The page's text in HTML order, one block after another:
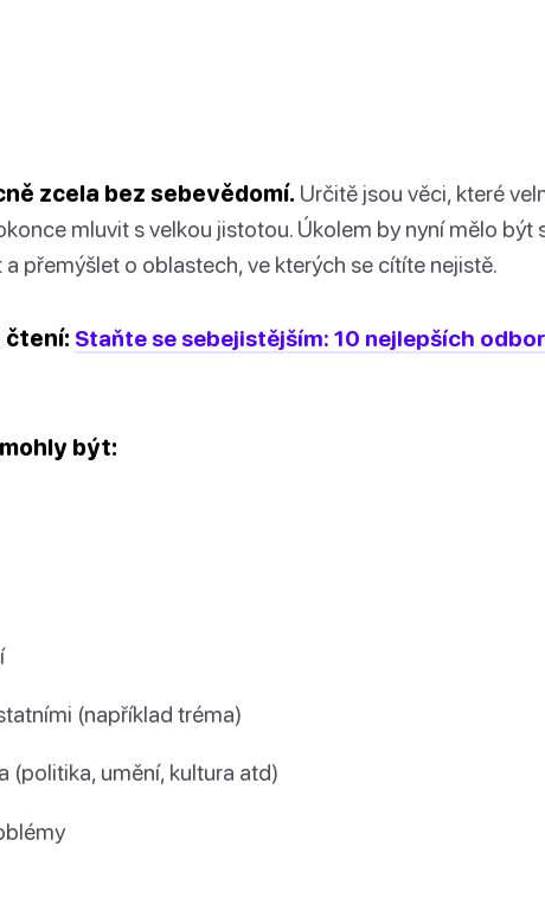
zcela bez sebevědomí. Určitě jsou věci, které
mluvit s velkou jistotou. Úkolem by nyní mělo být
přemýšlet o oblastech, ve kterých se cítíte nejistě.
čtení: Staňte se sebejistějším: 10 nejlepších
být:
(například tréma)
(politika, umění, kultura atd)